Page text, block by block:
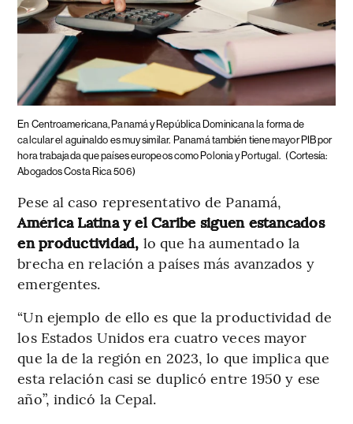
En Centroamericana, Panamá y República Dominicana la forma de
calcular el aguinaldo es muy similar. Panamá también tiene mayor PIB por
hora trabajada que países europeos como Polonia y Portugal. (Cortesía:
Abogados Costa Rica 506)
Pese al caso representativo de Panamá,
América Latina y el Caribe siguen estancados
en productividad, lo que ha aumentado la
brecha en relación a países más avanzados y
emergentes.
“Un ejemplo de ello es que la productividad de
los Estados Unidos era cuatro veces mayor
que la de la región en 2023, lo que implica que
esta relación casi se duplicó entre 1950 y ese
año”, indicó la Cepal.